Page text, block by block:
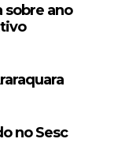
sobre ano
no Sesc